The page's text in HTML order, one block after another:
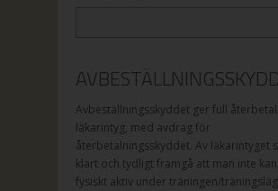
Avbeställningsskyddet ger full
läkarintyg, med avdrag för
återbetalningsskyddet. Av läkarintyget
klart och tydligt framgå att man inte
fysiskt aktiv under träningen/